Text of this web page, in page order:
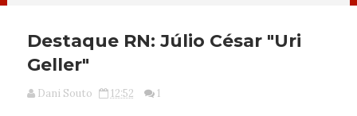
Destaque RN: Júlio César "Uri
Geller"
Dani Souto 12:52 1